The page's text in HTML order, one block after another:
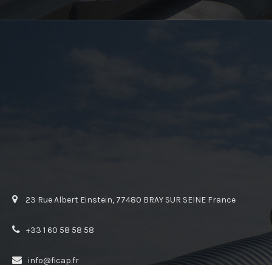
23 Rue Albert Einstein, 77480 BRAY SUR SEINE France
+33 1 60 58 58 58
info@ficap.fr